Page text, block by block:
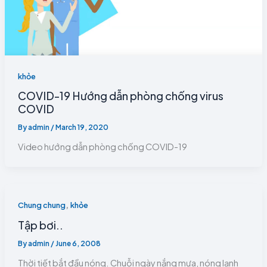
khỏe
COVID-19 Hướng dẫn phòng chống virus
COVID
Byadmin /March 19, 2020
Video hướng dẫn phòng chống COVID-19
Chung chung, khỏe
Tập bơi..
Byadmin / June 6, 2008
Thời tiết bắt đầu nóng. Chuỗi ngày nắng mưa, nóng lạnh